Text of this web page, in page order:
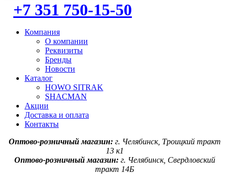
+7 351 750-15-50
Компания
О компании
Реквизиты
Бренды
Новости
Каталог
HOWO SITRAK
SHACMAN
Акции
Доставка и оплата
Контакты
Оптово-розничный магазин: г. Челябинск, Троицкий тракт
13 к1
Оптово-розничный магазин:г. Челябинск, Свердловский
тракт 14Б